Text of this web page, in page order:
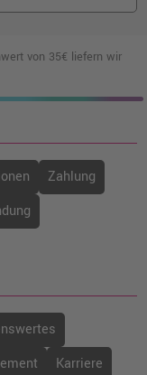
von 35€ liefern wir
Zahlung
Karriere